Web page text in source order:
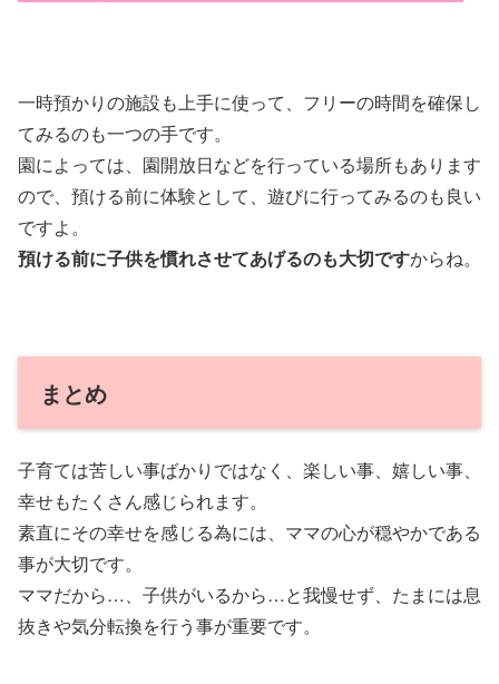
一時預かりの施設も上手に使って、フリーの時間を確保し
てみるのも一つの手です。
園によっては、園開放日などを行っている場所もあります
ので、預ける前に体験として、遊びに行ってみるのも良い
ですよ。
預ける前に子供を慣れさせてあげるのも大切ですからね。
まとめ
子育ては苦しい事ばかりではなく、楽しい事、嬉しい事、
幸せもたくさん感じられます。
素直にその幸せを感じる為には、ママの心が穏やかである
事が大切です。
ママだから…、子供がいるから…と我慢せず、たまには息
抜きや気分転換を行う事が重要です。